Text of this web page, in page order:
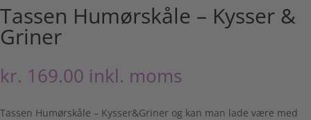
Tassen Humørskåle – Kysser &
Griner
kr. 169.00 inkl. moms
Tassen Humørskåle – Kysser&Griner og kan man lade være med